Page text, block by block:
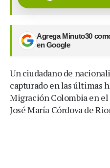
Agrega Minuto30
en Google
Un ciudadano de
capturado en las últimas
Migración Colombia en
José María Córdova de